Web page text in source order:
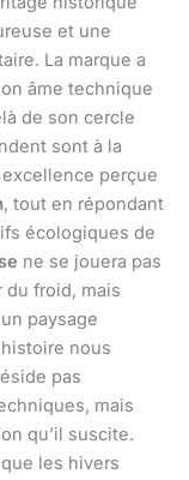
et une
La marque a
âme technique
de son cercle
sont à la
perçue
, tout en répondant
écologiques de
ne se jouera pas
du froid, mais
paysage
nous
pas
mais
qu’il suscite.
les hivers